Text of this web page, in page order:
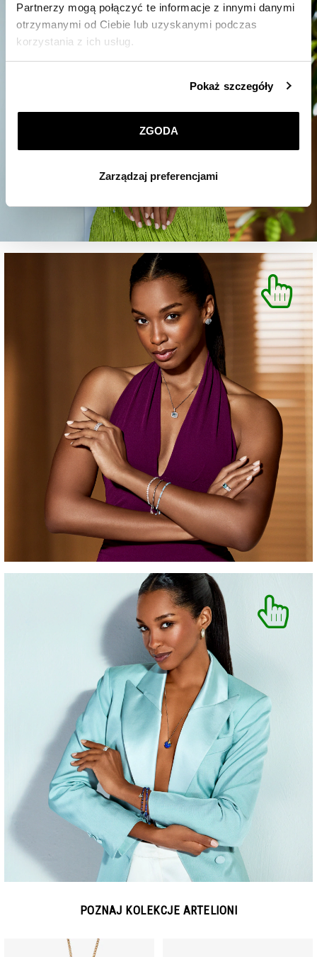
Partnerzy mogą połączyć te informacje z innymi danymi
otrzymanymi od Ciebie lub uzyskanymi podczas
korzystania z ich usług.
przez nas plików cookie znajdziesz wPolityce
prywatności.
korzystamy. Możesz również wybrać jaki rodzaj plików
Zarządzaj preferencjami. W każdej chwili możesz
dokonać zmiany wybranych przez Ciebie plików cookie.
Pokaż szczegóły
ZGODA
Zarządzaj preferencjami
POZNAJ KOLEKCJE ARTELIONI